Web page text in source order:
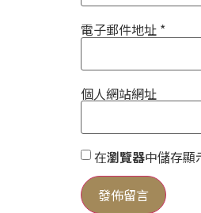
電子郵件地址 *
個人網站網址
在瀏覽器中儲存顯